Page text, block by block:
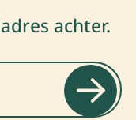
achter.